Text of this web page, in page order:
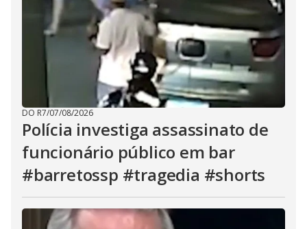
DO R7/07/08/2026
Polícia investiga assassinato de
funcionário público em bar
#barretossp #tragedia #shorts